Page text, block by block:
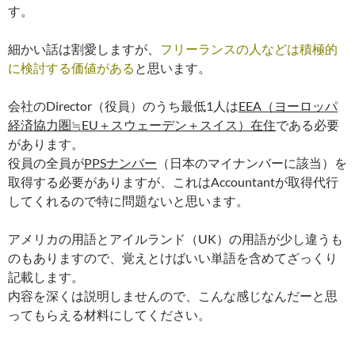
す。
細かい話は割愛しますが、 フリーランスの人などは積極的
に検討する価値がある と思います。
会社のDirector（役員）のうち最低1人はEEA（ヨーロッパ
経済協力圏≒EU＋スウェーデン＋スイス）在住である必要
があります。
役員の全員がPPSナンバー （日本のマイナンバーに該当）を
取得する必要がありますが、これはAccountantが取得代行
してくれるので特に問題ないと思います。
アメリカの用語とアイルランド（UK）の用語が少し違うも
のもありますので、覚えとけばいい単語を含めてざっくり
記載します。
内容を深くは説明しませんので、こんな感じなんだーと思
ってもらえる材料にしてください。